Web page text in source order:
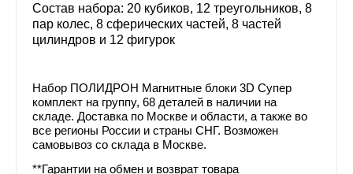
Состав набора: 20 кубиков, 12 треугольников, 8
пар колес, 8 сферических частей, 8 частей
цилиндров и 12 фигурок
Набор ПОЛИДРОН Магнитные блоки 3D Супер
комплект на группу, 68 деталей в наличии на
складе. Доставка по Москве и области, а также во
все регионы России и страны СНГ. Возможен
самовывоз со склада в Москве.
**Гарантии на обмен и возврат товара